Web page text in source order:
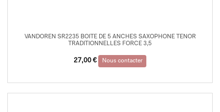
VANDOREN SR2235 BOITE DE 5 ANCHES SAXOPHONE TENOR
TRADITIONNELLES FORCE 3,5
27,00 € Nous contacter